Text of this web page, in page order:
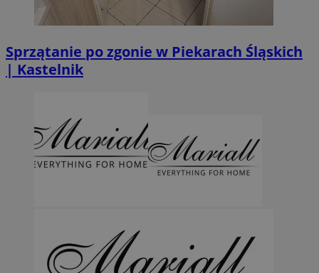
Sprzątanie po zgonie w Piekarach Śląskich
| Kastelnik